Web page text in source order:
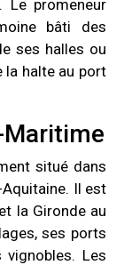
Le promeneur
bâti des
ses halles ou
la halte au port
Maritime
situé dans
Il est
la Gironde au
ses ports
Les